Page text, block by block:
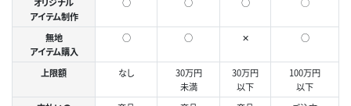
アイテム制作
無地
アイテム購入
○ ○ ✕ ○
上限額 なし
30万円
未満
30万円
以下
100万円
以下